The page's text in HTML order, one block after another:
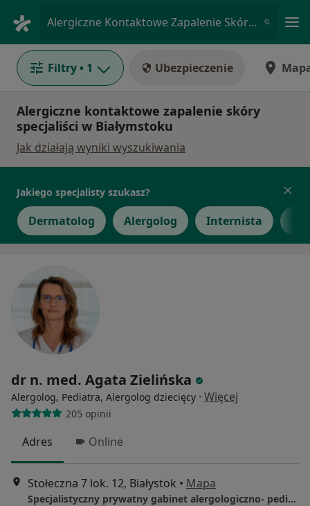
Alergiczne Kontaktowe Zapalenie Skóry • Białystok, podlaskie
Filtry • 1 Ubezpieczenie
Alergiczne kontaktowe zapalenie skóry
specjaliści w Białymstoku
Jak działają wyniki wyszukiwania
Jakiego specjalisty szukasz?
Dermatolog Alergolog Internista
dr n. med. Agata Zielińska
Alergolog, Pediatra, Alergolog dziecięcy · Więcej
205 opinii
Adres Online
Stołeczna 7 lok. 12, Białystok • Mapa
Specjalistyczny prywatny gabinet alergologiczno- pediatryczny